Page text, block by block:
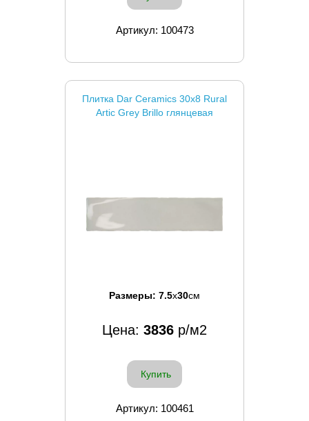
Артикул: 100473
Плитка Dar Ceramics 30x8 Rural
Artic Grey Brillo глянцевая
Размеры: 7.5x30см
Цена: 3836 р/м2
Купить
Артикул: 100461